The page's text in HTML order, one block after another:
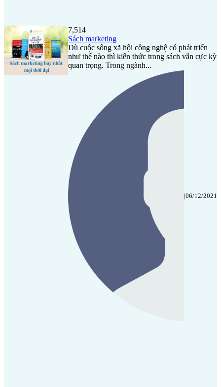
7,514
Sách marketing
Dù cuộc sống xã hội công nghệ có phát triển
như thế nào thì kiến thức trong sách vẫn cực kỳ
quan trọng. Trong ngành...
|06/12/2021